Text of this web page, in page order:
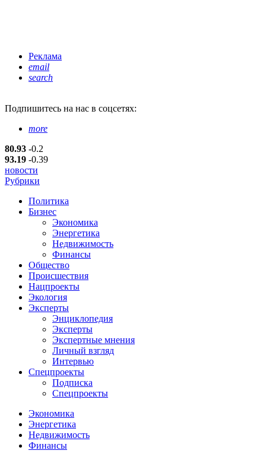
Реклама
email
search
Подпишитесь на нас в соцсетях:
more
80.93 -0.2
93.19 -0.39
новости
Рубрики
Политика
Бизнес
Экономика
Энергетика
Недвижимость
Финансы
Общество
Происшествия
Нацпроекты
Экология
Эксперты
Энциклопедия
Эксперты
Экспертные мнения
Личный взгляд
Интервью
Спецпроекты
Подписка
Спецпроекты
Экономика
Энергетика
Недвижимость
Финансы